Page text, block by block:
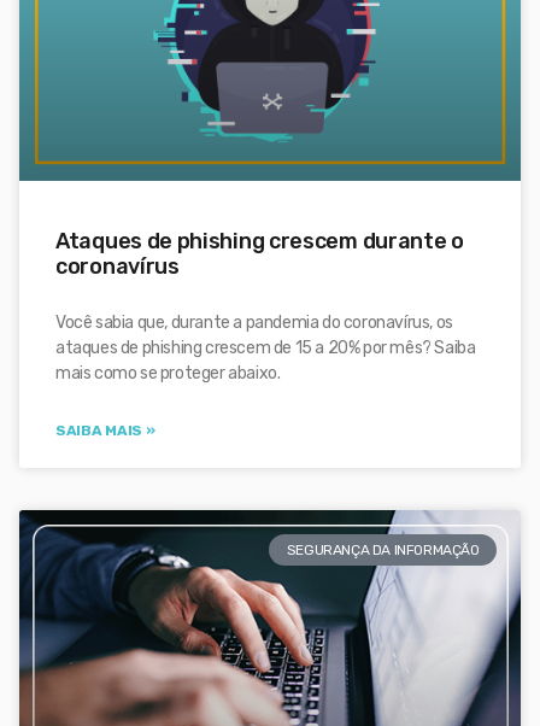
Ataques de phishing crescem durante o
coronavírus
Você sabia que, durante a pandemia do coronavírus, os
ataques de phishing crescem de 15 a 20% por mês? Saiba
mais como se proteger abaixo.
SAIBA MAIS »
SEGURANÇA DA INFORMAÇÃO